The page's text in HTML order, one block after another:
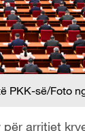
PKK-së/Foto
arritjet